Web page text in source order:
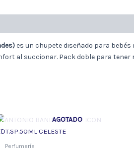
es un chupete diseñado para bebés
al succionar. Pack doble para
AGOTADO
Perfumería